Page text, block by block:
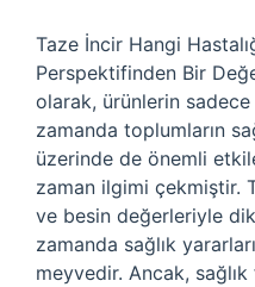
Taze İncir Hangi
Perspektifinden Bir
olarak, ürünlerin
zamanda toplumların
üzerinde de önemli
zaman ilgimi çekmiştir.
ve besin değerleriyle
zamanda sağlık
meyvedir. Ancak,